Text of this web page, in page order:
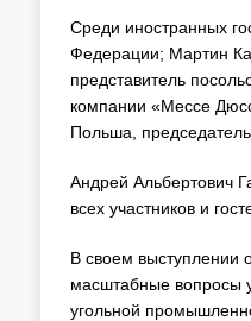
Среди иностранных
Федерации; Мартин
представитель
компании «Мессе
Польша, председатель
Андрей Альбертович
всех участников и
В своем выступлении
масштабные вопросы
угольной